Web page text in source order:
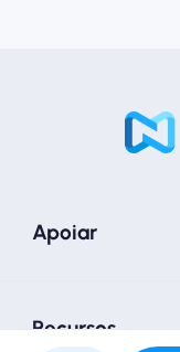
Apoiar
Recursos